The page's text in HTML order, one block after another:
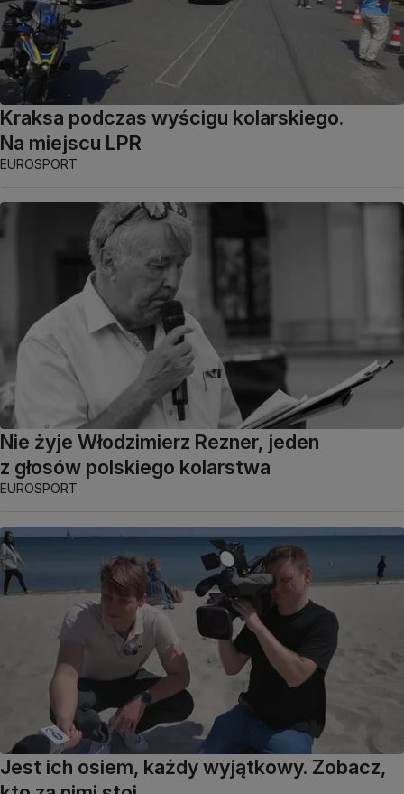
Kraksa podczas wyścigu kolarskiego.
Na miejscu LPR
EUROSPORT
Nie żyje Włodzimierz Rezner, jeden
z głosów polskiego kolarstwa
EUROSPORT
Jest ich osiem, każdy wyjątkowy. Zobacz,